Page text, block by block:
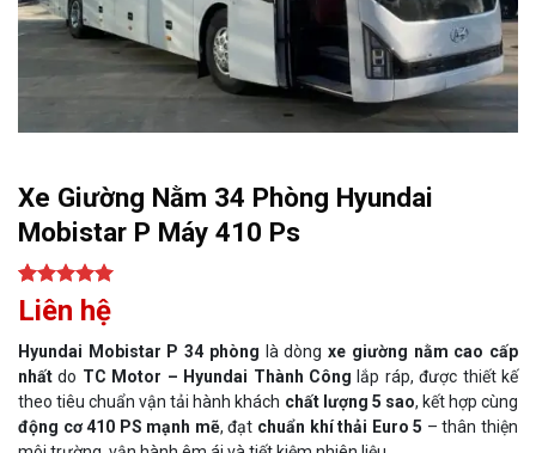
Xe Giường Nằm 34 Phòng Hyundai
Mobistar P Máy 410 Ps
5.00trên 5
dựa trên
1Liên hệ
Hyundai Mobistar P 34 phòng là dòngxe giường nằm cao cấp
nhất do TC Motor – Hyundai Thành Công lắp ráp, được thiết kế
theo tiêu chuẩn vận tải hành khách chất lượng 5 sao, kết hợp cùng
động cơ 410 PS mạnh mẽ, đạt chuẩn khí thải Euro 5 – thân thiện